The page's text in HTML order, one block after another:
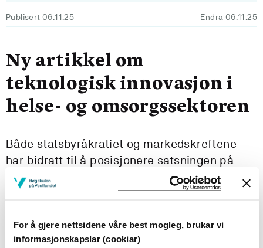
For å gjere nettsidene våre best mogleg, brukar vi
informasjonskapslar (cookiar)
Publisert 06.11.25 Endra 06.11.25
Ny artikkel om
teknologisk innovasjon i
helse- og omsorgssektoren
Både statsbyråkratiet og markedskreftene
har bidratt til å posisjonere satsningen på
teknologisk innovasjon som et premiss for
velferdsstatens overlevelse, mener forsker
Teknologistøttet aldring som politisk visjon og